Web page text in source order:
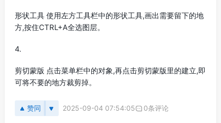
形状工具 使用左方工具栏中的形状工具,画出需要留下的地
方,按住CTRL+A全选图层。
4.
剪切蒙版 点击菜单栏中的对象,再点击剪切蒙版里的建立,即
可将不要的地方裁剪掉。
赞同 2025-09-04 07:54:05 0条评论